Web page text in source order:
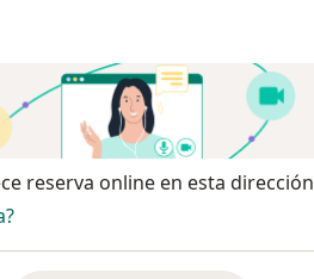
reserva online en esta dirección